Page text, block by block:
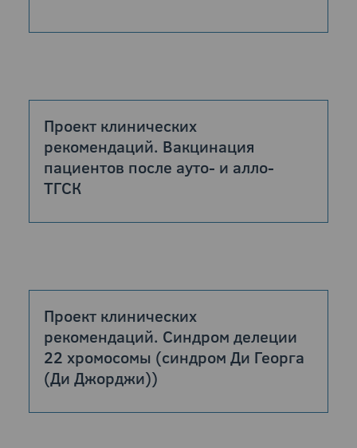
Проект клинических
рекомендаций. Вакцинация
пациентов после ауто- и алло-
ТГСК
Проект клинических
рекомендаций. Синдром делеции
22 хромосомы (синдром Ди Георга
(Ди Джорджи))